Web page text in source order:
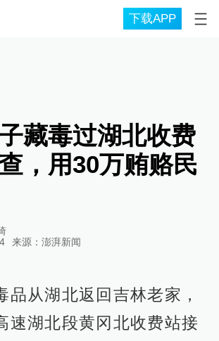
下载APP
藏毒过湖北收费
，用30万贿赂民
来源： 澎湃新闻
品从湖北返回吉林老家，
速湖北段黄冈北收费站接